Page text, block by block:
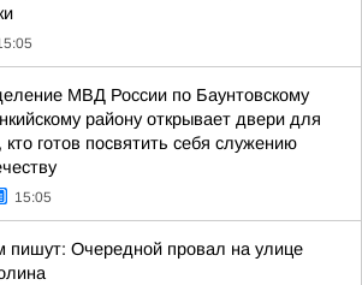
МВД России по Баунтовскому
району открывает двери для
кто готов посвятить себя служению
15:05
пишут: Очередной провал на улице